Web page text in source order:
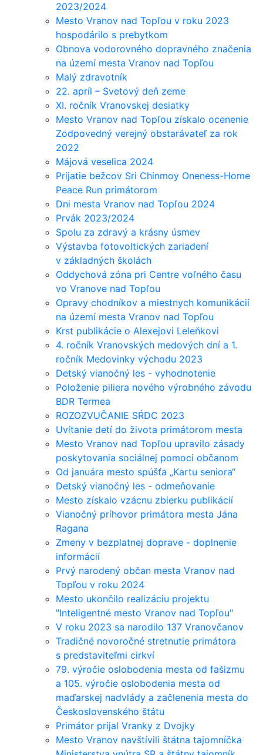
2023/2024
Mesto Vranov nad Topľou v roku 2023
hospodárilo s prebytkom
Obnova vodorovného dopravného značenia
na území mesta Vranov nad Topľou
Malý zdravotník
22. apríl – Svetový deň zeme
XI. ročník Vranovskej desiatky
Mesto Vranov nad Topľou získalo ocenenie
Zodpovedný verejný obstarávateľ za rok
2022
Májová veselica 2024
Prijatie bežcov Sri Chinmoy Oneness-Home
Peace Run primátorom
Dni mesta Vranov nad Topľou 2024
Prvák 2023/2024
Spolu za zdravý a krásny úsmev
Výstavba fotovoltických zariadení
v základných školách
Oddychová zóna pri Centre voľného času
vo Vranove nad Topľou
Opravy chodníkov a miestnych komunikácií
na území mesta Vranov nad Topľou
Krst publikácie o Alexejovi Leleňkovi
4. ročník Vranovských medových dní a 1.
ročník Medovinky východu 2023
Detský vianočný les - vyhodnotenie
Položenie piliera nového výrobného závodu
BDR Termea
ROZOZVUČANIE SŔDC 2023
Uvítanie detí do života primátorom mesta
Mesto Vranov nad Topľou upravilo zásady
poskytovania sociálnej pomoci občanom
Od januára mesto spúšťa „Kartu seniora“
Detský vianočný les - odmeňovanie
Mesto získalo vzácnu zbierku publikácií
Vianočný príhovor primátora mesta Jána
Ragana
Zmeny v bezplatnej doprave - doplnenie
informácií
Prvý narodený občan mesta Vranov nad
Topľou v roku 2024
Mesto ukončilo realizáciu projektu
"Inteligentné mesto Vranov nad Topľou"
V roku 2023 sa narodilo 137 Vranovčanov
Tradičné novoročné stretnutie primátora
s predstaviteľmi cirkví
79. výročie oslobodenia mesta od fašizmu
a 105. výročie oslobodenia mesta od
maďarskej nadvlády a začlenenia mesta do
Československého štátu
Primátor prijal Vranky z Dvojky
Mesto Vranov navštívili štátna tajomníčka